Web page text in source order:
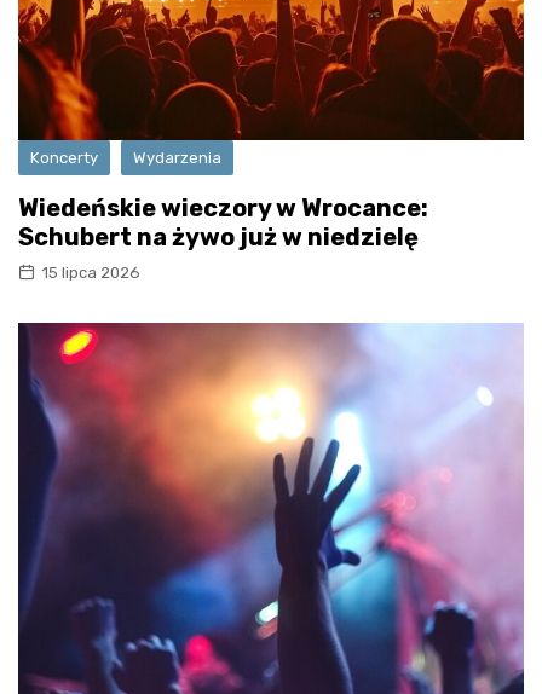
Koncerty Wydarzenia
Wiedeńskie wieczory w Wrocance:
Schubert na żywo już w niedzielę
15 lipca 2026